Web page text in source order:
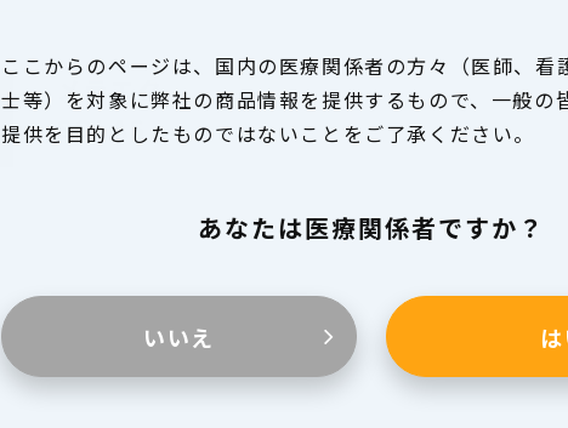
メラエクセライン回路HP2 ECMO回路
SOLAS
・容易な接続と迅速なセットアップ
カタログを見る
ここからのページは、国内の医療関係者の方々（医師、看
士等）を対象に弊社の商品情報を提供するもので、一般の
提供を目的としたものではないことをご了承ください。
あなたは医療関係者ですか？
いいえ